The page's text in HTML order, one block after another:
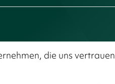
die uns vertrauen